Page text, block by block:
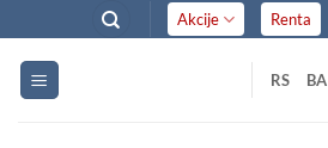
to
content
Akcije Renta
RS BA